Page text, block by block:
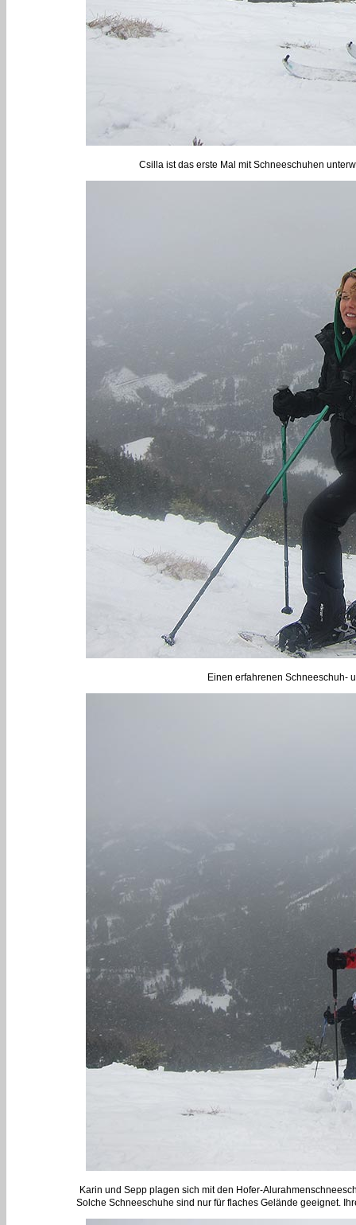
Csilla ist das erste Mal mit Schneeschuhen
Einen erfahrenen Schneeschuh-
Karin und Sepp plagen sich mit den Hofer-
Solche Schneeschuhe sind nur für flaches Gelände geeignet.